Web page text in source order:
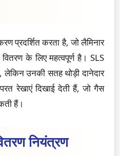
प्रदर्शित करता है, जो लैमिनार
के लिए महत्वपूर्ण है। SLS
उनकी सतह थोड़ी दानेदार
रेखाएं दिखाई देती हैं, जो गैस
हैं।
नियंत्रण